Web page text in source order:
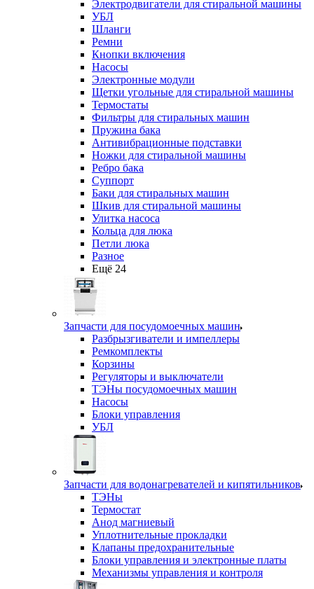
Электродвигатели для стиральной машины
УБЛ
Шланги
Ремни
Кнопки включения
Насосы
Электронные модули
Щетки угольные для стиральной машины
Термостаты
Фильтры для стиральных машин
Пружина бака
Антивибрационные подставки
Ножки для стиральной машины
Ребро бака
Суппорт
Баки для стиральных машин
Шкив для стиральной машины
Улитка насоса
Кольца для люка
Петли люка
Разное
Ещё 24
Запчасти для посудомоечных машин
Разбрызгиватели и импеллеры
Ремкомплекты
Корзины
Регуляторы и выключатели
ТЭНы посудомоечных машин
Насосы
Блоки управления
УБЛ
Запчасти для водонагревателей и кипятильников
ТЭНы
Термостат
Анод магниевый
Уплотнительные прокладки
Клапаны предохранительные
Блоки управления и электронные платы
Механизмы управления и контроля